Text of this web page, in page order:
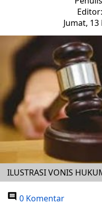
Jumat,
ILUSTRASI VONIS
0 Komentar